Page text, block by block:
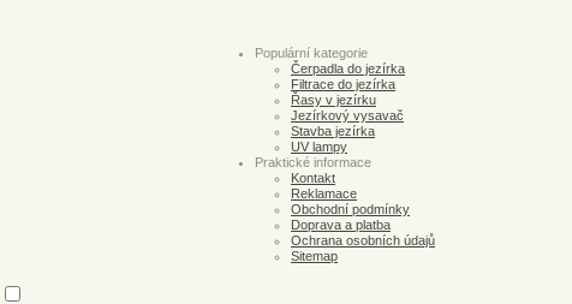
Populární kategorie
Čerpadla do jezírka
Filtrace do jezírka
Řasy v jezírku
Jezírkový vysavač
Stavba jezírka
UV lampy
Praktické informace
Kontakt
Reklamace
Obchodní podmínky
Doprava a platba
Ochrana osobních údajů
Sitemap